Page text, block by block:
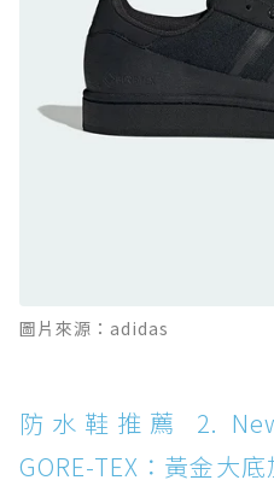
防水鞋推薦 10.
GORE-TEX：氮氣中
全天候越野跑鞋
防水鞋推薦 11. On
感軟彈、搭載
Boot：馬汀首款雨靴
防水鞋推薦 14.
WATERPROOF：一
異大底與全防水厚底
圖片來源：adidas
防水鞋推薦 2.
GORE-TEX：黃金大